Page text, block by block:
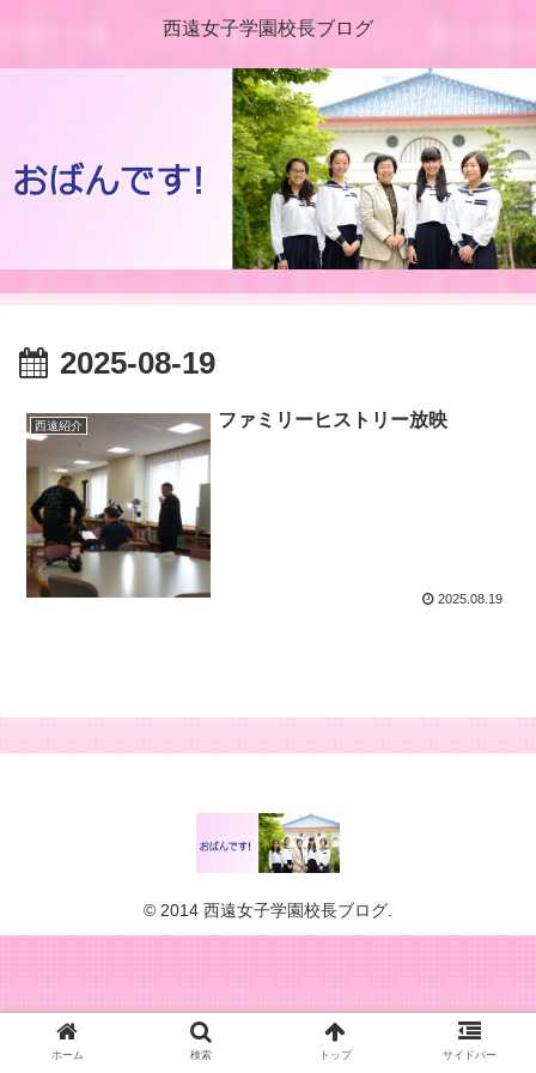
西遠女子学園校長ブログ
2025-08-19
西遠紹介 ファミリーヒストリー放映
2025.08.19
© 2014 西遠女子学園校長ブログ.
ホーム 検索 トップ サイドバー